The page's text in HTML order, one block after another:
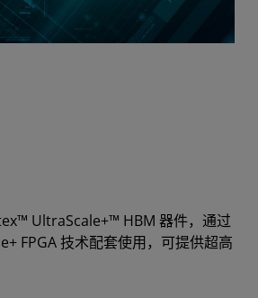
UltraScale+™ HBM 器件，通过
FPGA 技术配套使用，可提供超高